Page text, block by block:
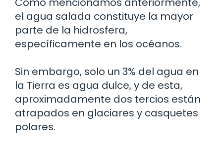
el agua salada constituye la mayor
parte de la hidrosfera,
específicamente en los océanos.
Sin embargo, solo un 3% del agua en
la Tierra es agua dulce, y de esta,
aproximadamente dos tercios están
atrapados en glaciares y casquetes
polares.